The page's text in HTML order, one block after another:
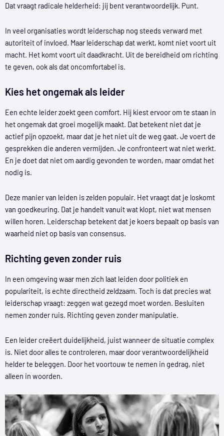
Dat vraagt radicale helderheid: jij bent verantwoordelijk. Punt.
In veel organisaties wordt leiderschap nog steeds verward met
autoriteit of invloed. Maar leiderschap dat werkt, komt niet voort uit
macht. Het komt voort uit daadkracht. Uit de bereidheid om richting
te geven, ook als dat oncomfortabel is.
Kies het ongemak als leider
Een echte leider zoekt geen comfort. Hij kiest ervoor om te staan in
het ongemak dat groei mogelijk maakt. Dat betekent niet dat je
actief pijn opzoekt, maar dat je het niet uit de weg gaat. Je voert de
gesprekken die anderen vermijden. Je confronteert wat niet werkt.
En je doet dat niet om aardig gevonden te worden, maar omdat het
nodig is.
Deze manier van leiden is zelden populair. Het vraagt dat je loskomt
van goedkeuring. Dat je handelt vanuit wat klopt, niet wat mensen
willen horen. Leiderschap betekent dat je koers bepaalt op basis van
waarheid niet op basis van consensus.
Richting geven zonder ruis​
In een omgeving waar men zich laat leiden door politiek en
populariteit, is echte directheid zeldzaam. Toch is dat precies wat
leiderschap vraagt: zeggen wat gezegd moet worden. Besluiten
nemen zonder ruis. Richting geven zonder manipulatie.
Een leider creëert duidelijkheid, juist wanneer de situatie complex
is. Niet door alles te controleren, maar door verantwoordelijkheid
helder te beleggen. Door het voortouw te nemen in gedrag, niet
alleen in woorden.